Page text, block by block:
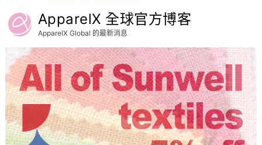
ApparelX 全球官方博客
ApparelX Global 的最新消息